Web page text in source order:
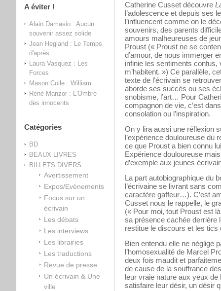
A éviter !
Alain Damasio : Aucun
souvenir assez solide
Jean Hegland : Le Temps
d'après
Laura Vasquez : Les
Forces
Mason Coile : William
René Manzor : L'Ombre
des innocents
Catégories
BD
BEAUX LIVRES
BILLETS DIVERS
Avertissement
Expos/Evènements
Focus sur un
écrivain
Les débats
Les interviews
Les librairies
Les traductions
Revue de presse
Un écrivain & Une
ville
Catherine Cusset découvre
l’adolescence et depuis ses
l’influencent comme on le
souvenirs, des parents
amours malheureuses de
Proust (« Proust ne se
d’amour, de nous immerger
infinie les sentiments confus,
m’habitent. ») Ce parallèle,
texte de l’écrivain se
aborde ses succès ou ses
snobisme, l’art… Pour
compagnon de vie, c’est
consolation ou l’inspiration.
On y lira aussi une réflexion
l’expérience douloureuse du
ce que Proust a bien connu
Expérience douloureuse
d’exemple aux jeunes
La part autobiographique du
l’écrivaine se livrant sans
caractère gaffeur…). C’est
Cusset nous le rappelle, le
(« Pour moi, tout Proust est
sa présence cachée derrière
restitue le discours et les tics
Bien entendu elle ne néglige
l’homosexualité de Marcel
deux fois maudit et
de cause de la souffrance
leur vraie nature aux yeux
satisfaire leur désir, un désir